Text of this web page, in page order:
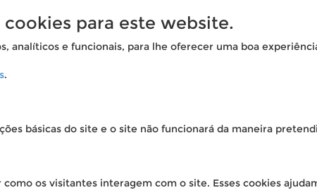
para este website.
e funcionais, para lhe oferecer uma boa
.
básicas do site e o site não funcionará da maneira
os visitantes interagem com o site. Esses cookies